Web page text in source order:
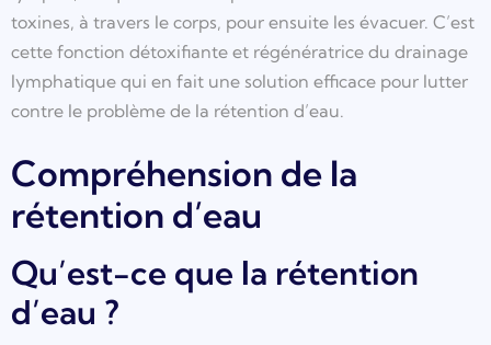
toxines, à travers le corps, pour ensuite les évacuer. C’est
cette fonction détoxifiante et régénératrice du drainage
lymphatique qui en fait une solution efficace pour lutter
contre le problème de la rétention d’eau.
Compréhension de la
rétention d’eau
Qu’est-ce que la rétention
d’eau ?